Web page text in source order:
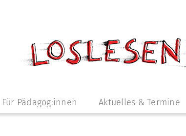
Für Pädagog:innen Aktuelles & Termine